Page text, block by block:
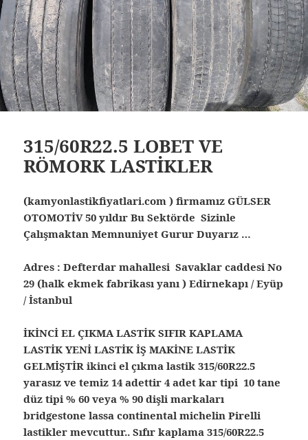
315/60R22.5 LOBET VE
RÖMORK LASTİKLER
(kamyonlastikfiyatlari.com ) firmamız GÜLSER
OTOMOTİV 50 yıldır Bu Sektörde Sizinle
Çalışmaktan Memnuniyet Gurur Duyarız …
Adres : Defterdar mahallesi Savaklar caddesi No
29 (halk ekmek fabrikası yanı ) Edirnekapı / Eyüp
/ İstanbul
İKİNCİ EL ÇIKMA LASTİK SIFIR KAPLAMA
LASTİK YENİ LASTİK İŞ MAKİNE LASTİK
GELMİŞTİR ikinci el çıkma lastik 315/60R22.5
yarasız ve temiz 14 adettir 4 adet kar tipi 10 tane
düz tipi % 60 veya % 90 dişli markaları
bridgestone lassa continental michelin Pirelli
lastikler mevcuttur.. Sıfır kaplama 315/60R22.5